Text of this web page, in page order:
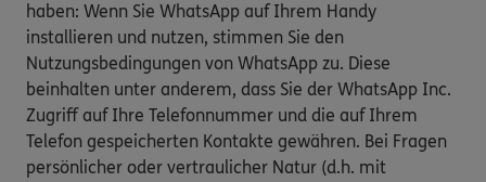
haben: Wenn Sie WhatsApp auf Ihrem Handy
installieren und nutzen, stimmen Sie den
Nutzungsbedingungen von WhatsApp zu. Diese
beinhalten unter anderem, dass Sie der WhatsApp Inc.
Zugriff auf Ihre Telefonnummer und die auf Ihrem
Telefon gespeicherten Kontakte gewähren. Bei Fragen
persönlicher oder vertraulicher Natur (d.h. mit